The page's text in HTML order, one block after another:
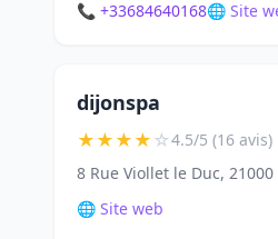
📞 +33684640168🌐 Site
dijonspa
★★★★☆4.5/5 (16 avis)
8 Rue Viollet le Duc,
🌐 Site web